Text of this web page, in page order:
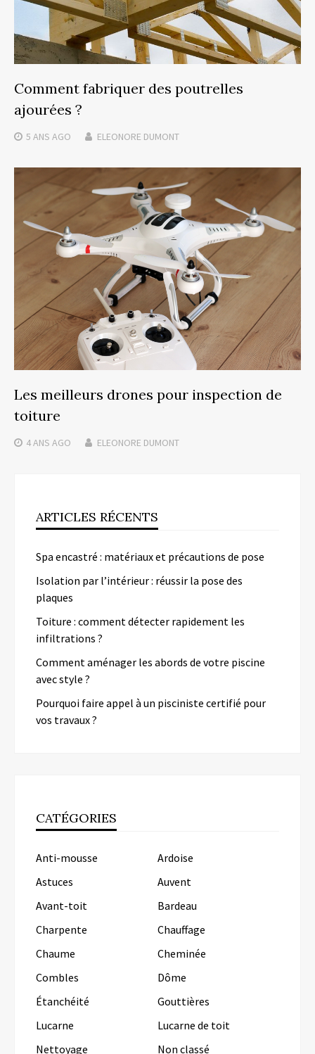
Comment fabriquer des poutrelles
ajourées ?
5 ANS AGO ELEONORE DUMONT
Les meilleurs drones pour inspection de
toiture
4 ANS AGO ELEONORE DUMONT
ARTICLES RÉCENTS
Spa encastré : matériaux et précautions de pose
Isolation par l’intérieur : réussir la pose des
plaques
Toiture : comment détecter rapidement les
infiltrations ?
Comment aménager les abords de votre piscine
avec style ?
Pourquoi faire appel à un pisciniste certifié pour
vos travaux ?
CATÉGORIES
Anti-mousse
Ardoise
Astuces
Auvent
Avant-toit
Bardeau
Charpente
Chauffage
Chaume
Cheminée
Combles
Dôme
Étanchéité
Gouttières
Lucarne
Lucarne de toit
Nettoyage
Non classé